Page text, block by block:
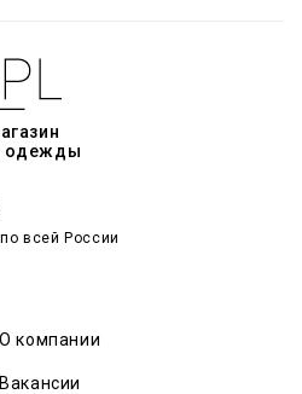
одежды
всей России
О компании
Вакансии